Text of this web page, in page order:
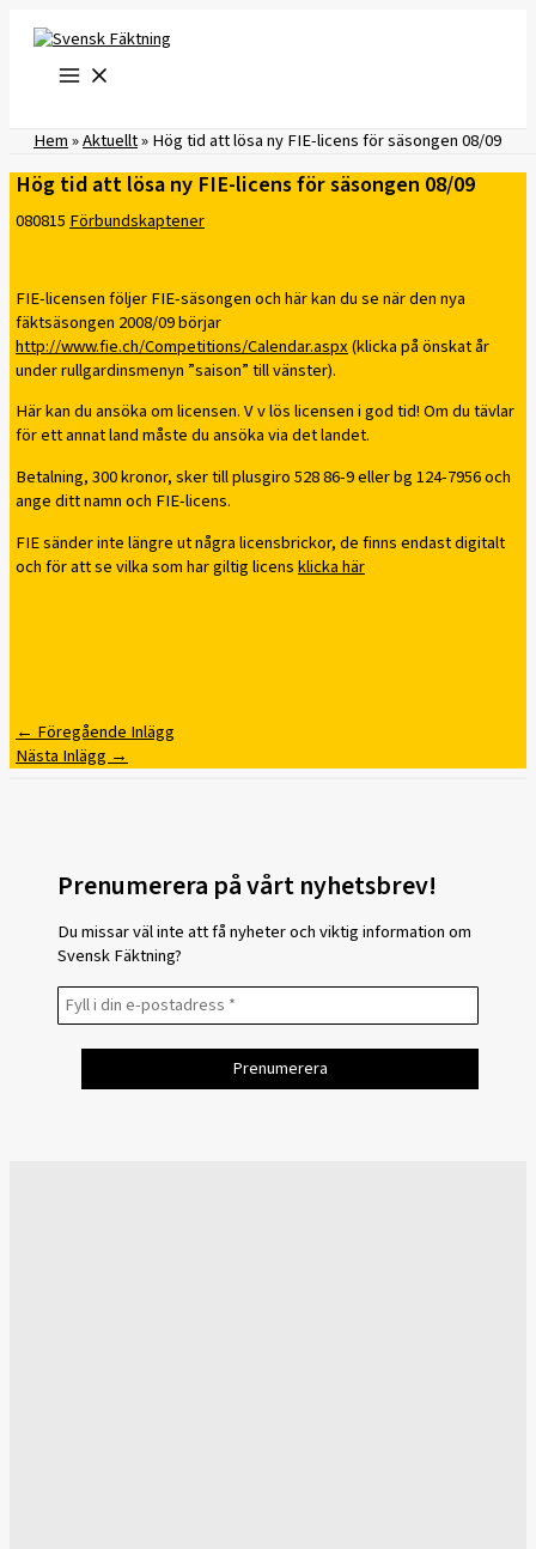
innehåll
Hem»Aktuellt»Hög tid att lösa ny FIE-licens för säsongen 08/09
Hög tid att lösa ny FIE-licens för säsongen 08/09
080815Förbundskaptener
FIE-licensen följer FIE-säsongen och här kan du se när den nya
fäktsäsongen 2008/09 börjar
http://www.fie.ch/Competitions/Calendar.aspx(klicka på önskat år
under rullgardinsmenyn ”saison” till vänster).
Här kan du ansöka om licensen. V v lös licensen i god tid! Om du tävlar
för ett annat land måste du ansöka via det landet.
Betalning, 300 kronor, sker till plusgiro 528 86-9 eller bg 124-7956 och
ange ditt namn och FIE-licens.
FIE sänder inte längre ut några licensbrickor, de finns endast digitalt
och för att se vilka som har giltig licensklicka här
← Föregående Inlägg
Nästa Inlägg →
Prenumerera på vårt nyhetsbrev!
Du missar väl inte att få nyheter och viktig information om
Svensk Fäktning?